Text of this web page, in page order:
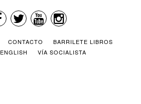
CONTACTO
BARRILETE LIBROS
ENGLISH VÍA SOCIALISTA